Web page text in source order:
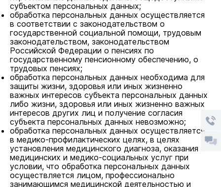
субъектом персональных данных;
обработка персональных данных осуществляется
в соответствии с законодательством о
государственной социальной помощи, трудовым
законодательством, законодательством
Российской Федерации о пенсиях по
государственному пенсионному обеспечению, о
трудовых пенсиях;
обработка персональных данных необходима для
защиты жизни, здоровья или иных жизненно
важных интересов субъекта персональных данных
либо жизни, здоровья или иных жизненно важных
интересов других лиц и получение согласия
субъекта персональных данных невозможно;
обработка персональных данных осуществляется
в медико-профилактических целях, в целях
установления медицинского диагноза, оказания
медицинских и медико-социальных услуг при
условии, что обработка персональных данных
осуществляется лицом, профессионально
занимающимся медицинской деятельностью и